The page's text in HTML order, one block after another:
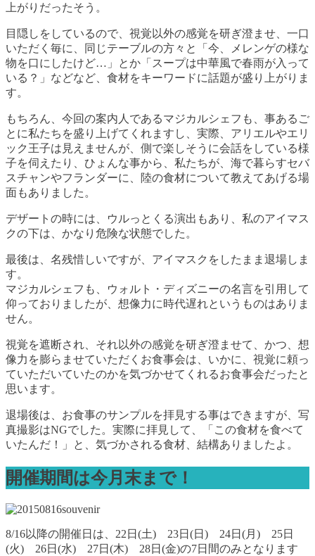
上がりだったそう。
目隠しをしているので、視覚以外の感覚を研ぎ澄ませ、一口
いただく毎に、同じテーブルの方々と「今、メレンゲの様な
物を口にしたけど…」とか「スープは中華風で春雨が入って
いる？」などなど、食材をキーワードに話題が盛り上がりま
す。
もちろん、今回の案内人であるマジカルシェフも、事あるご
とに私たちを盛り上げてくれますし、実際、アリエルやエリ
ック王子は見えませんが、側で楽しそうに会話をしている様
子を伺えたり、ひょんな事から、私たちが、海で暮らすセバ
スチャンやフランダーに、陸の食材について教えてあげる場
面もありました。
デザートの時には、ウルっとくる演出もあり、私のアイマス
クの下は、かなり危険な状態でした。
最後は、名残惜しいですが、アイマスクをしたまま退場しま
す。
マジカルシェフも、ウォルト・ディズニーの名言を引用して
仰っておりましたが、想像力に時代遅れというものはありま
せん。
視覚を遮断され、それ以外の感覚を研ぎ澄ませて、かつ、想
像力を膨らませていただくお食事会は、いかに、視覚に頼っ
ていただいていたのかを気づかせてくれるお食事会だったと
思います。
退場後は、お食事のサンプルを拝見する事はできますが、写
真撮影はNGでした。実際に拝見して、「この食材を食べて
いたんだ！」と、気づかされる食材、結構ありましたよ。
開催期間は今月末まで！
8/16以降の開催日は、22日(土) 23日(日) 24日(月) 25日
(火) 26日(水) 27日(木) 28日(金)の7日間のみとなります